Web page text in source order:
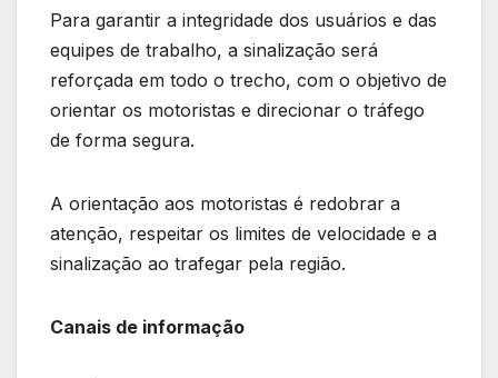
Para garantir a integridade dos usuários e das
equipes de trabalho, a sinalização será
reforçada em todo o trecho, com o objetivo de
orientar os motoristas e direcionar o tráfego
de forma segura.
A orientação aos motoristas é redobrar a
atenção, respeitar os limites de velocidade e a
sinalização ao trafegar pela região.
Canais de informação